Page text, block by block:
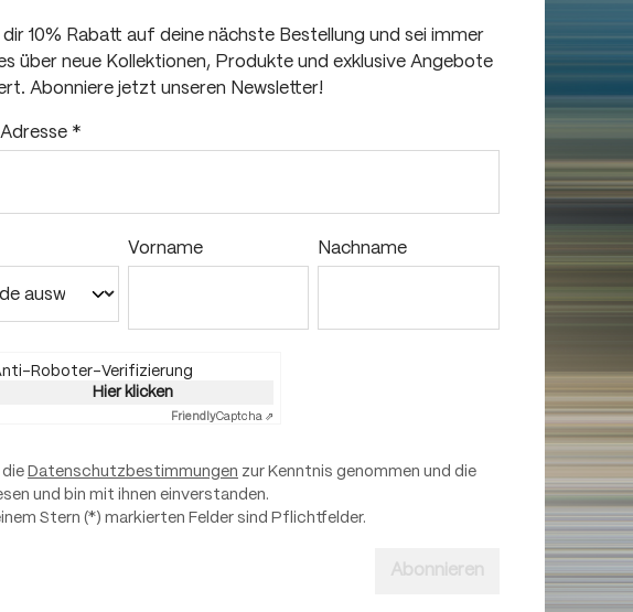
dir 10% Rabatt auf deine nächste Bestellung und sei immer
über neue Kollektionen, Produkte und exklusive Angebote
Abonniere jetzt unseren Newsletter!
*
Vorname Nachname
Roboter-Verifizierung
Hier klicken
FriendlyCaptcha ⇗
die Datenschutzbestimmungen zur Kenntnis genommen und die
und bin mit ihnen einverstanden.
Stern (*) markierten Felder sind Pflichtfelder.
Abonnieren